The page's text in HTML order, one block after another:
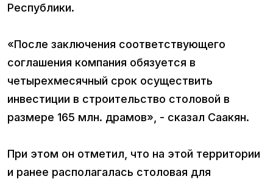
Республики.
«После заключения соответствующего
соглашения компания обязуется в
четырехмесячный срок осуществить
инвестиции в строительство столовой в
размере 165 млн. драмов», - сказал Саакян.
При этом он отметил, что на этой территории
и ранее располагалась столовая для